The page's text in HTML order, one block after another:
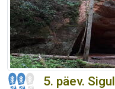
5. päev.